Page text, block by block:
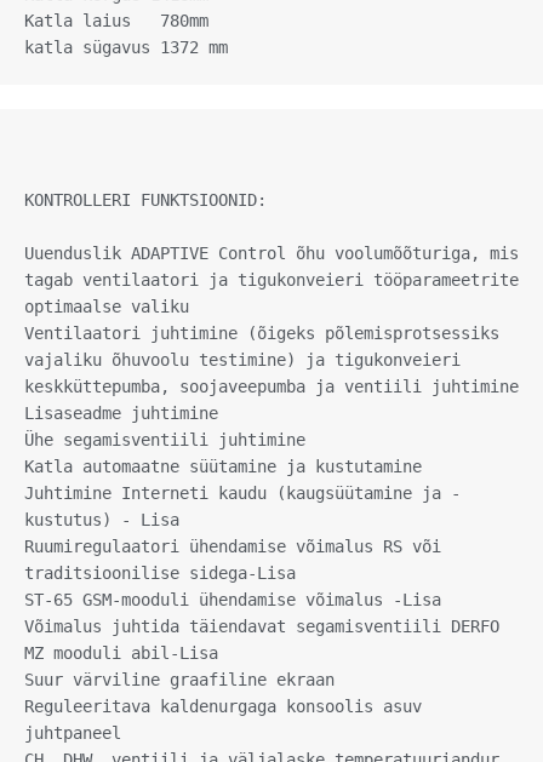
Katla laius   780mm
KONTROLLERI FUNKTSIOONID:
Uuenduslik ADAPTIVE Control õhu voolumõõturiga, mis
tagab ventilaatori ja tigukonveieri tööparameetrite
optimaalse valiku
Ventilaatori juhtimine (õigeks põlemisprotsessiks
vajaliku õhuvoolu testimine) ja tigukonveieri
keskküttepumba, soojaveepumba ja ventiili juhtimine
Lisaseadme juhtimine
Ühe segamisventiili juhtimine
Katla automaatne süütamine ja kustutamine
Juhtimine Interneti kaudu (kaugsüütamine ja -
kustutus) - Lisa
Ruumiregulaatori ühendamise võimalus RS või
traditsioonilise sidega-Lisa
ST-65 GSM-mooduli ühendamise võimalus -Lisa
Võimalus juhtida täiendavat segamisventiili DERFO
MZ mooduli abil-Lisa
Suur värviline graafiline ekraan
Reguleeritava kaldenurgaga konsoolis asuv
juhtpaneel